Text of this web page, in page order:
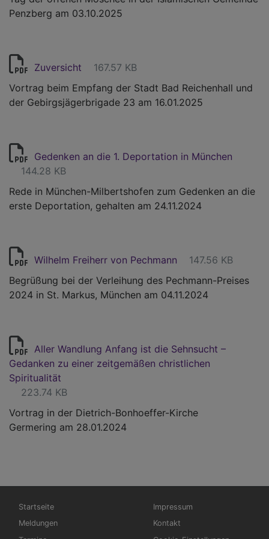
Penzberg am 03.10.2025
Zuversicht
167.57 KB
Vortrag beim Empfang der Stadt Bad Reichenhall und
der Gebirgsjägerbrigade 23 am 16.01.2025
Gedenken an die 1. Deportation in München
144.28 KB
Rede in München-Milbertshofen zum Gedenken an die
erste Deportation, gehalten am 24.11.2024
Wilhelm Freiherr von Pechmann
147.56 KB
Begrüßung bei der Verleihung des Pechmann-Preises
2024 in St. Markus, München am 04.11.2024
Aller Wandlung Anfang ist die Sehnsucht –
Gedanken zu einer zeitgemäßen christlichen
Spiritualität
223.74 KB
Vortrag in der Dietrich-Bonhoeffer-Kirche
Germering am 28.01.2024
Hauptnavigation
Startseite
Meldungen
Fußbereichsmenü
Impressum
Kontakt